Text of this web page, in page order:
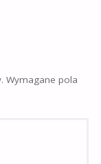
Wymagane pola